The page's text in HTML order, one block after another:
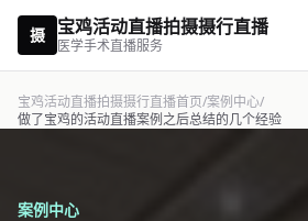
摄 宝鸡活动直播拍摄摄行直播
医学手术直播服务
宝鸡活动直播拍摄摄行直播首页/案例中心/
做了宝鸡的活动直播案例之后总结的几个经验
案例中心